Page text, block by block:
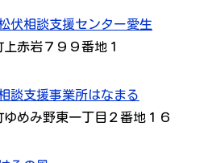
伏相談支援センター愛生
赤岩７９９番地１
談支援事業所はなまる
めみ野東一丁目２番地１６